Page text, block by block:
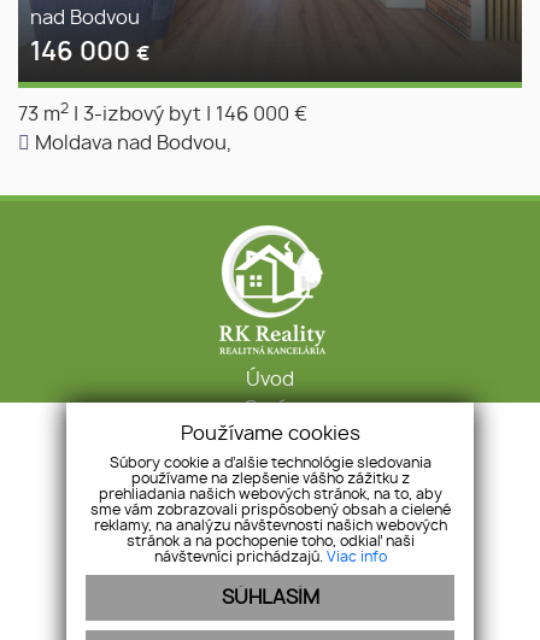
nad Bodvou
146 000 €
73 m2 3-izbový byt
146 000 €
Moldava nad Bodvou,
Úvod
O nás
Makléri
GDPR
Služby
Kontakt
Krátka 705/6, 04501, Moldava nad Bodvou
+421 907 543 143
koteles@rkreality.sk
Používame cookies
Súbory cookie a ďalšie technológie sledovania
používame na zlepšenie vášho zážitku z
prehliadania našich webových stránok, na to, aby
sme vám zobrazovali prispôsobený obsah a cielené
reklamy, na analýzu návštevnosti našich webových
stránok a na pochopenie toho, odkiaľ naši
návštevníci prichádzajú. Viac info
SÚHLASÍM